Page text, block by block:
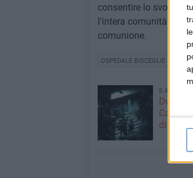
consentire lo
l'intera comunità
comunione.
OSPEDALE BISCEGLIE
8 AGOSTO
Due
Capriati
di